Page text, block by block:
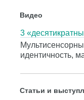
Видео
3
идентичность,
Статьи и